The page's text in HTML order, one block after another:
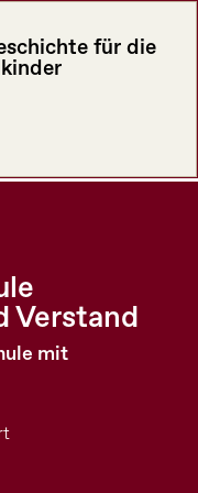
für die
Verstand
mit